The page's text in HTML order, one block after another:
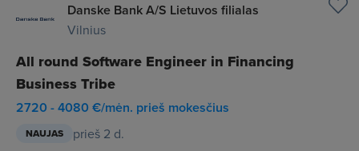
Danske Bank A/S Lietuvos filialas
Vilnius
All round Software Engineer in Financing
Business Tribe
2720 - 4080 €/mėn. prieš mokesčius
NAUJAS prieš 2 d.